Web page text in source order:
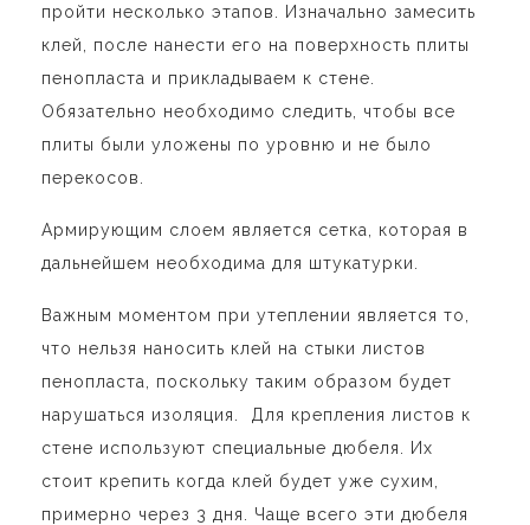
пройти несколько этапов. Изначально замесить
клей, после нанести его на поверхность плиты
пенопласта и прикладываем к стене.
Обязательно необходимо следить, чтобы все
плиты были уложены по уровню и не было
перекосов.
Армирующим слоем является сетка, которая в
дальнейшем необходима для штукатурки.
Важным моментом при утеплении является то,
что нельзя наносить клей на стыки листов
пенопласта, поскольку таким образом будет
нарушаться изоляция. Для крепления листов к
стене используют специальные дюбеля. Их
стоит крепить когда клей будет уже сухим,
примерно через 3 дня. Чаще всего эти дюбеля